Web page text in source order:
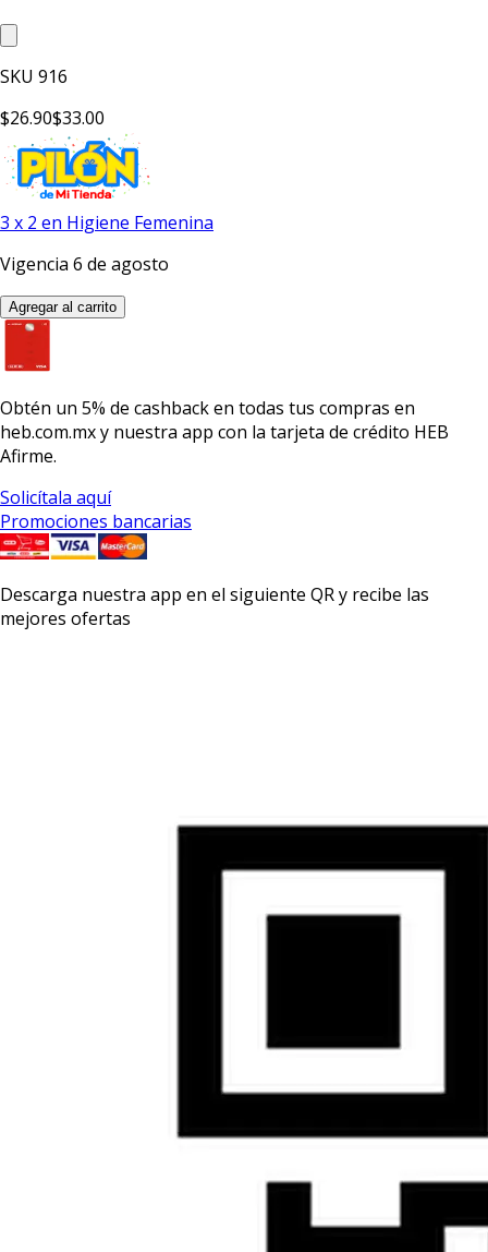
SKU 916
$26.90$33.00
3 x 2 en Higiene Femenina
Vigencia 6 de agosto
Agregar al carrito
Obtén un 5% de cashbacken todas tus compras en
heb.com.mx y nuestra app con la tarjeta de crédito HEB
Afirme.
Solicítala aquí
Promociones bancarias
Descarga nuestra app en el siguiente QR y recibe las
mejores ofertas